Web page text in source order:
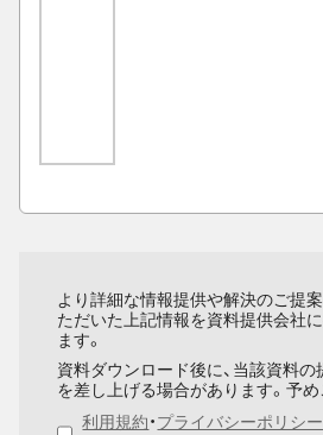
より詳細な情報提供や解決のご提
ただいた上記情報を資料提供会社
ます。
資料ダウンロード後に、当該資料
を差し上げる場合があります。予め
利用規約・プライバシーポリシー